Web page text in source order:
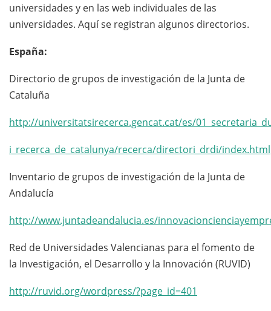
universidades y en las web individuales de las
universidades. Aquí se registran algunos directorios.
España:
Directorio de grupos de investigación de la Junta de
Cataluña
http://universitatsirecerca.gencat.cat/es/
i_recerca_de_catalunya/recerca/directori_drdi/index.html
Inventario de grupos de investigación de la Junta de
Andalucía
http://www.juntadeandalucia.es/
Red de Universidades Valencianas para el fomento de
la Investigación, el Desarrollo y la Innovación (RUVID)
http://ruvid.org/wordpress/?page_id=401